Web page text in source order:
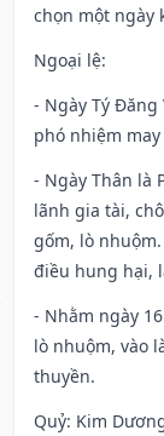
chọn một ngày
Ngoại lệ:
- Ngày Tý
phó nhiệm may
- Ngày Thân là
lãnh gia tài,
gốm, lò
điều hung hại,
- Nhằm ngày
lò nhuộm, vào
thuyền.
Quỷ: Kim